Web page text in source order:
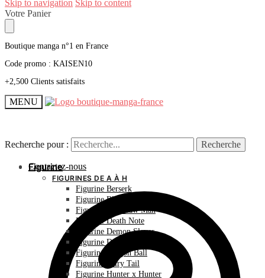
Skip to navigation Skip to content
Votre Panier
Boutique manga n°1 en France
Code promo : KAISEN10
+2,500 Clients satisfaits
MENU
Recherche pour : Recherche
Contactez-nous
Recherche pour : Recherche
Figurine
FIGURINES DE A À H
Figurine Berserk
Figurine Bleach
Figurine Chainsaw Man
Figurine Death Note
Figurine Demon Slayer
Figurine Dr Stone
Figurine Dragon Ball
Figurine Fairy Tail
Figurine Hunter x Hunter